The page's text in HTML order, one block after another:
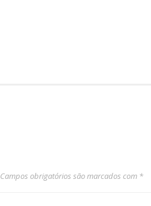
Campos obrigatórios são marcados com *